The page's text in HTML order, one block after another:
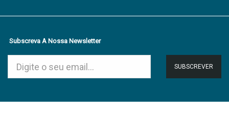
Subscreva A Nossa Newsletter
SUBSCREVER